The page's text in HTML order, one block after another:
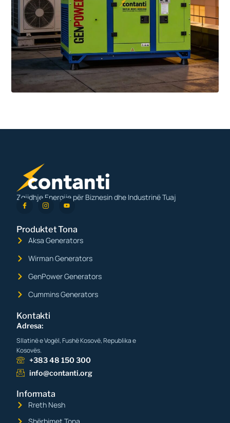
Zgjidhje Energjie për Biznesin dhe Industrinë Tuaj
Produktet Tona
Aksa Generators
Wirman Generators
GenPower Generators
Cummins Generators
Kontakti
Adresa:
Sllatinë e Vogël, Fushë Kosovë, Republika e
Kosovës.
+383 48 150 300
info@contanti.org
Informata
Rreth Nesh